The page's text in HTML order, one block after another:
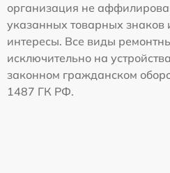
организация не
указанных товарных знаков
интересы. Все виды
исключительно на
законном гражданском
1487 ГК РФ.